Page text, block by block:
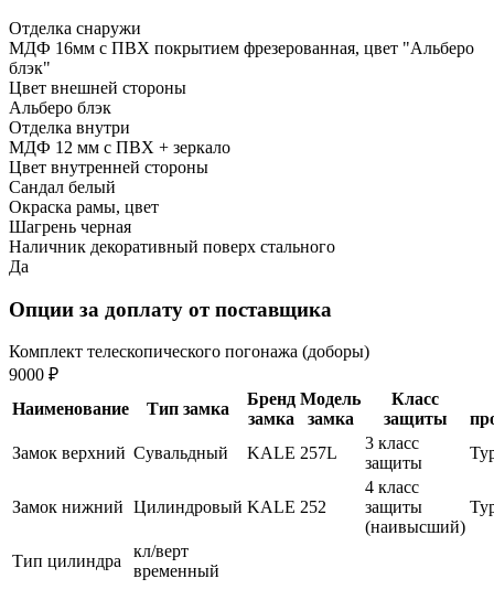
Отделка снаружи
МДФ 16мм с ПВХ покрытием фрезерованная, цвет "Альберо
блэк"
Цвет внешней стороны
Альберо блэк
Отделка внутри
МДФ 12 мм с ПВХ + зеркало
Цвет внутренней стороны
Сандал белый
Окраска рамы, цвет
Шагрень черная
Наличник декоративный поверх стального
Да
Опции за доплату от поставщика
Комплект телескопического погонажа (доборы)
9000 ₽
Наименование
Тип замка
Бренд
замка
Модель
замка
Класс
защиты
Замок верхний Сувальдный KALE 257L
3 класс
защиты
Замок нижний Цилиндровый KALE 252
4 класс
защиты
(наивысший)
Тип цилиндра
кл/верт
временный